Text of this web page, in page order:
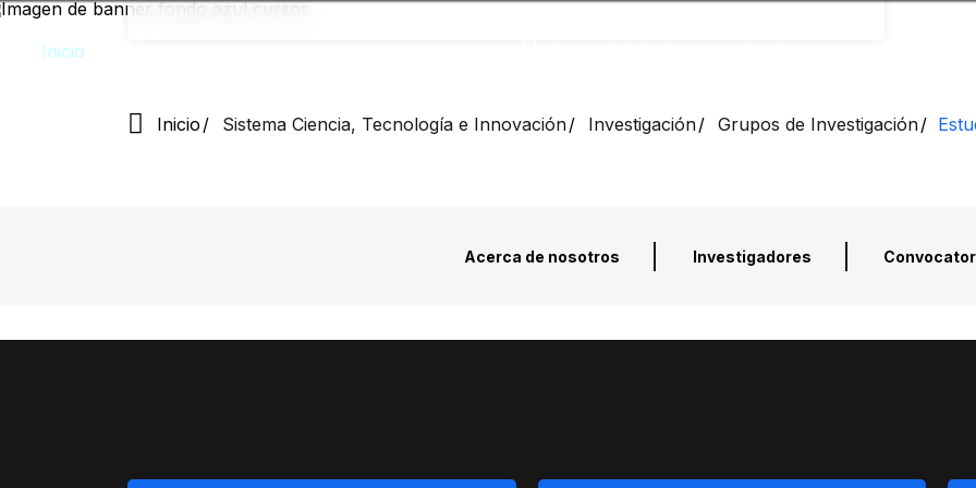
Pasar
contenido
principal
Inicio Sistema Ciencia, Tecnología e Innovación Investigación Grupos de Investigación
Acerca de nosotros Investigadores